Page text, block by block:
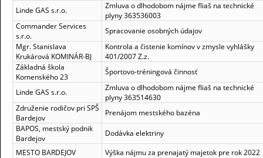
Linde GAS s.r.o.
Zmluva o dlhodobom nájme fliaš na technické
plyny 363536003
Commander Services
s.r.o.
Spracovanie osobných údajov
Mgr. Stanislava
Krukárová KOMINÁR-BJ
Kontrola a čistenie komínov v zmysle vyhlášky
401/2007 Z.z.
Základná škola
Komenského 23
Športovo-tréningová činnosť
Linde GAS s.r.o.
Zmluva o dlhodobom nájme fliaš na technické
plyny 363514630
Združenie rodičov pri SPŠ
Bardejov
Prenájom mestského bazéna
BAPOS, mestský podnik
Bardejov
Dodávka elektriny
MESTO BARDEJOV
Výška nájmu za prenajatý majetok pre rok 2022